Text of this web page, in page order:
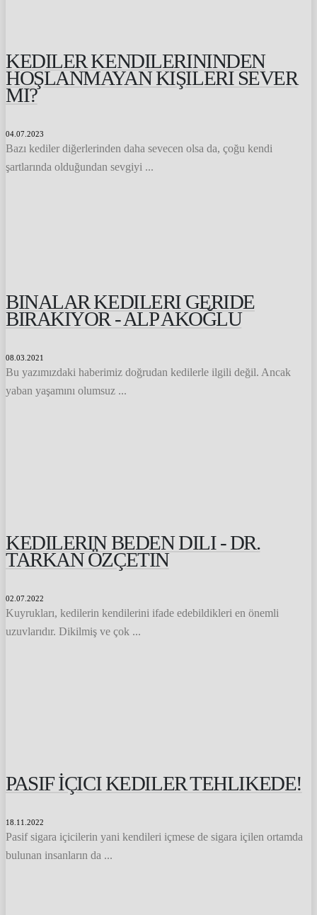
KEDILER KENDILERININDEN
HOŞLANMAYAN KIŞILERI SEVER
MI?
04.07.2023
Bazı kediler diğerlerinden daha sevecen olsa da, çoğu kendi
şartlarında olduğundan sevgiyi ...
BINALAR KEDILERI GERIDE
BIRAKIYOR - ALP AKOĞLU
08.03.2021
Bu yazımızdaki haberimiz doğrudan kedilerle ilgili değil. Ancak
yaban yaşamını olumsuz ...
KEDILERIN BEDEN DILI - DR.
TARKAN ÖZÇETIN
02.07.2022
Kuyrukları, kedilerin kendilerini ifade edebildikleri en önemli
uzuvlarıdır. Dikilmiş ve çok ...
PASIF İÇICI KEDILER TEHLIKEDE!
18.11.2022
Pasif sigara içicilerin yani kendileri içmese de sigara içilen ortamda
bulunan insanların da ...